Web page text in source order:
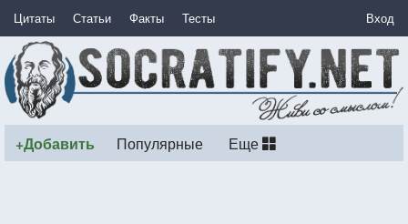
Цитаты Статьи Факты Тесты Вход
+Добавить Популярные Еще